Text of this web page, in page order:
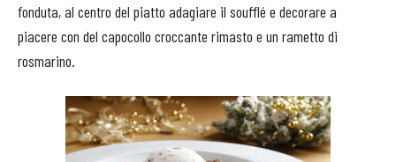
fonduta, al centro del piatto adagiare il soufflé e decorare a
piacere con del capocollo croccante rimasto e un rametto di
rosmarino.